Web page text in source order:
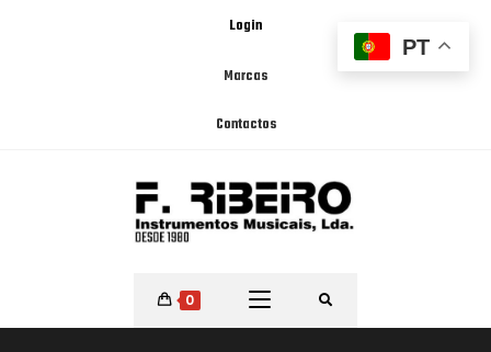
Login
Marcas
Contactos
0
PT